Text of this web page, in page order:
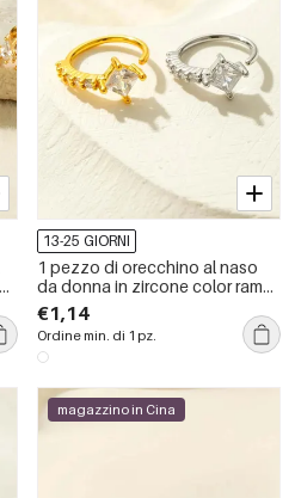
13-25 GIORNI
1 pezzo di orecchino al naso
da donna in zircone color rame
e oro quadrato
€1,14
Ordine min. di 1 pz.
magazzino in Cina